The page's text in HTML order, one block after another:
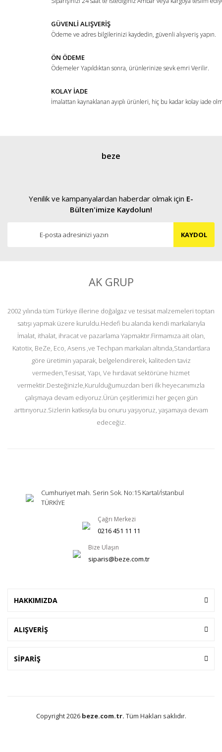
Ürün fiyatı diğer sitelerden daha pahalı.
Bu ürüne benzer farklı alternatifler olmalı.
Gönder
GÜVENLİ ALIŞVERİŞ
Ödeme ve adres bilgilerinizi kaydedin, güvenli alışveriş yapın.
ÖN ÖDEME
Ödemeler Yapıldıktan sonra, ürünlerinize sevk emri Verilir.
KOLAY İADE
İmalattan kaynaklanan ayıplı ürünleri, hiç bu kadar kolay iade
beze
Yenilik ve kampanyalardan haberdar olmak için E-
Bülten'imize Kaydolun!
KAYDOL
AK GRUP
2002 yılında tüm Türkiye illerine doğalgaz ve tesisat malzemeleri toptan
satışı yapmak üzere kuruldu.Hedefi bu alanda kendi markalarıyla
İmalat, ithalat, ihracat ve pazarlama Yapmaktır.Firmamıza ait olan,
Katotix, BeZe, Eco, Asens ,ve Techpan markaları altında,Standartlara
göre üretimin yaparak, belgelendirerek, kaliteden taviz
vermeden,Tesisat, Yapı, Ve hırdavat sektörüne hizmet
vermektir.Desteğinizle,Kurulduğumuzdan beri ilk heyecanımızla
çalışmaya devam ediyoruz.Ürün çeşitlerimizi her geçen gün
arttırıyoruz.Sizlerin katkısıyla bu onuru yaşıyoruz, yaşamaya devam
edeceğiz.
Cumhuriyet mah. Serin Sok. No:15 Kartal/İstanbul
TÜRKİYE
Çağrı Merkezi
0216 451 11 11
Bize Ulaşın
siparis@beze.com.tr
HAKKIMIZDA
ALIŞVERİŞ
SİPARİŞ
Copyright 2026 beze.com.tr. Tüm Hakları saklıdır.